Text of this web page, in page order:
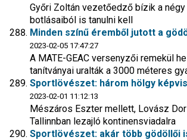
Győri Zoltán vezetőedző bízik a
botlásaiból is tanulni kell
Minden színű éremből jutott a
2023-02-05 17:47:27
A MATE-GEAC versenyzői remekül
tanítványai uralták a 3000 méteres
Sportlövészet: három hölgy
2023-02-01 11:12:13
Mészáros Eszter mellett, Lovász
Tallinnban lezajló kontinensviadalra
Sportlövészet: akár több gödöllői